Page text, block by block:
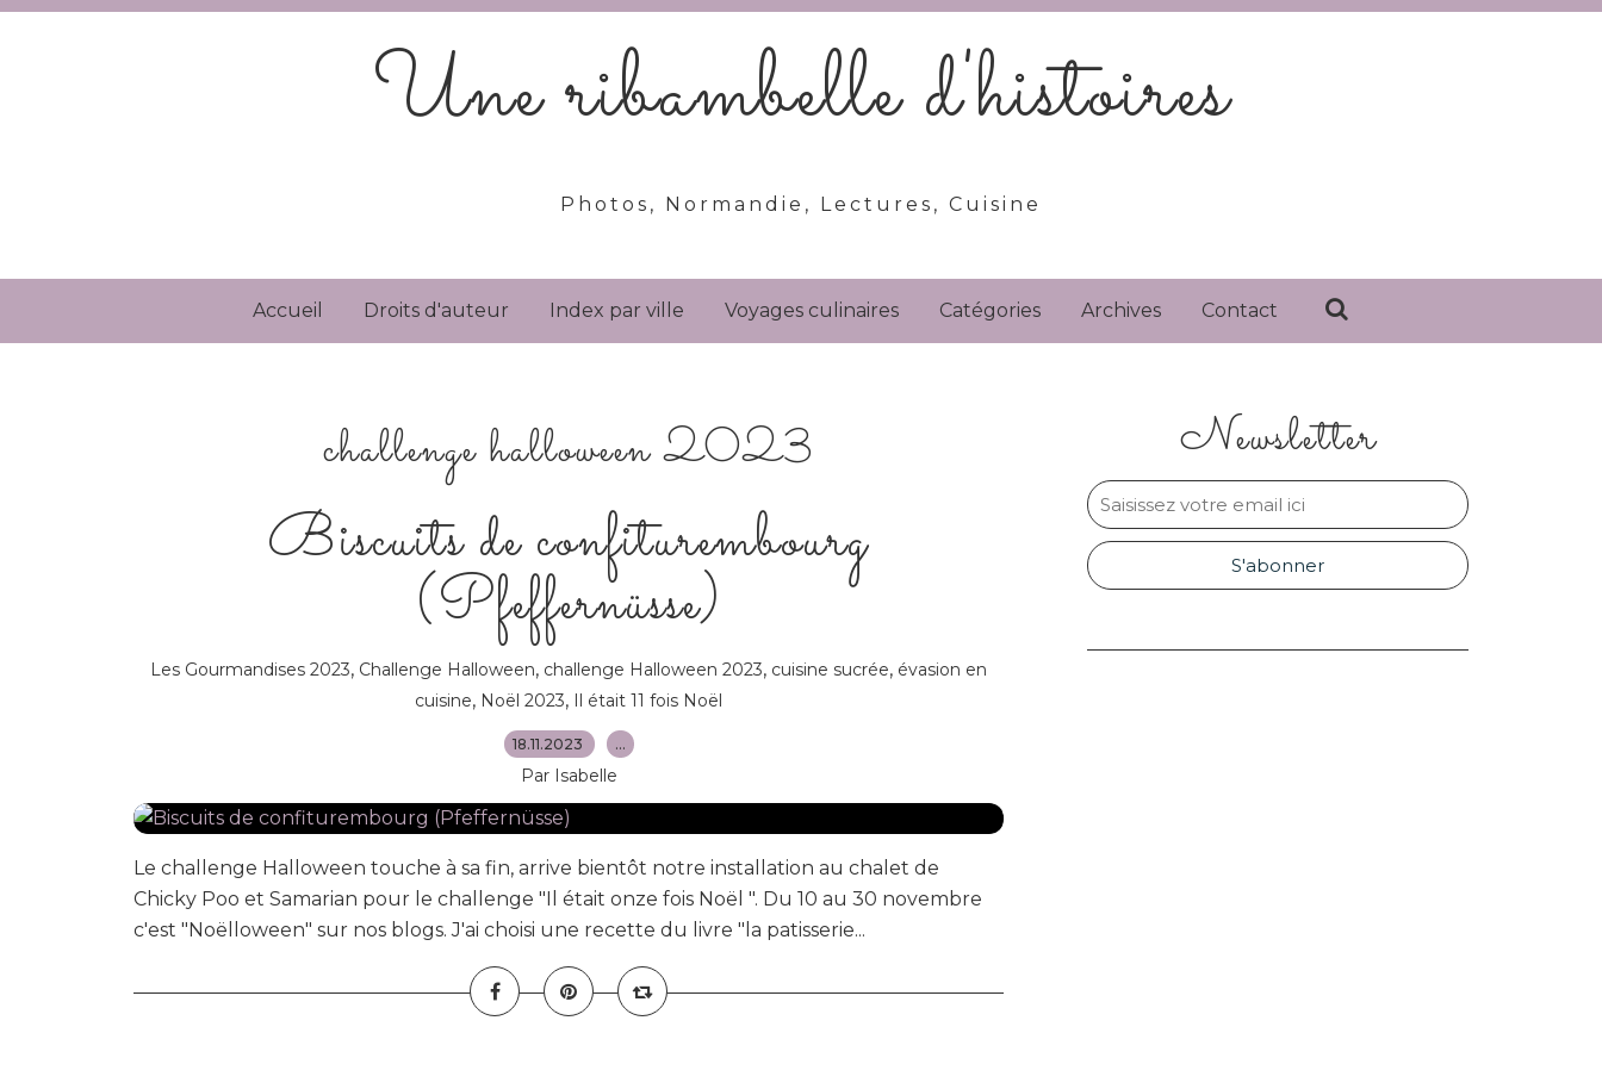
Une ribambelle d'histoires
Photos, Normandie, Lectures, Cuisine
Accueil Droits d'auteur Index par ville Voyages culinaires Catégories Archives Contact
challenge halloween 2023
Biscuits de confiturembourg
(Pfeffernüsse)
Les Gourmandises 2023, Challenge Halloween, challenge Halloween 2023, cuisine sucrée, évasion en
cuisine, Noël 2023, Il était 11 fois Noël
18.11.2023 …
Par Isabelle
Le challenge Halloween touche à sa fin, arrive bientôt notre installation au chalet de
Chicky Poo et Samarian pour le challenge "Il était onze fois Noël ". Du 10 au 30 novembre
c'est "Noëlloween" sur nos blogs. J'ai choisi une recette du livre "la patisserie...
Newsletter